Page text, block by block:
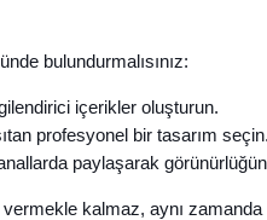
bulundurmalısınız:
içerikler oluşturun.
profesyonel bir tasarım seçin.
paylaşarak
kalmaz, aynı zamanda